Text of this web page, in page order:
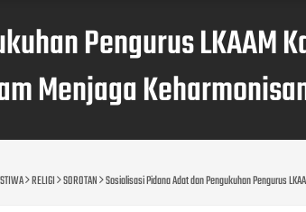
Pengurus LKAAM
Menjaga
RELIGI SOROTAN Sosialisasi Pidana Adat dan Pengukuhan Pengurus